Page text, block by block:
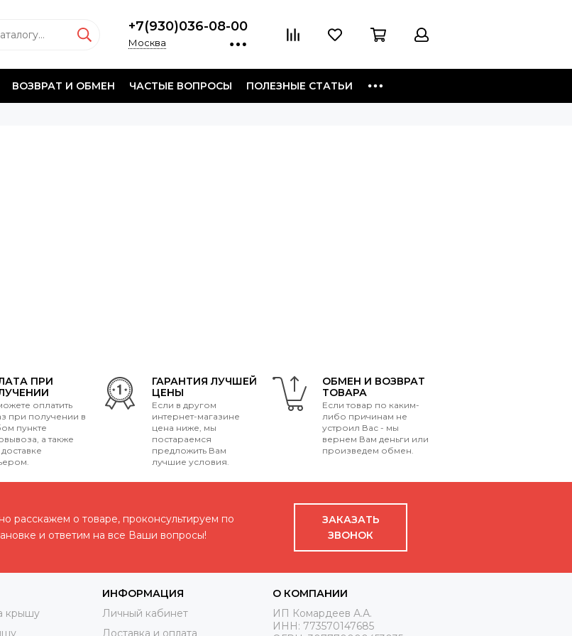
+7(930)036-08-00
Москва
ВОЗВРАТ И ОБМЕН ЧАСТЫЕ ВОПРОСЫ ПОЛЕЗНЫЕ СТАТЬИ
ПРИ
оплатить
при получении в
пункте
а также
ГАРАНТИЯ ЛУЧШЕЙ
ЦЕНЫ
Если в другом
интернет-магазине
цена ниже, мы
постараемся
предложить Вам
лучшие условия.
ОБМЕН И ВОЗВРАТ
ТОВАРА
Если товар по каким-
либо причинам не
устроил Вас - мы
вернем Вам деньги или
произведем обмен.
расскажем о товаре, проконсультируем по
и ответим на все Ваши вопросы!
ЗАКАЗАТЬ
ЗВОНОК
крышу
ИНФОРМАЦИЯ
Личный кабинет
Доставка и оплата
О КОМПАНИИ
ИП Комардеев А.А.
ИНН: 773570147685